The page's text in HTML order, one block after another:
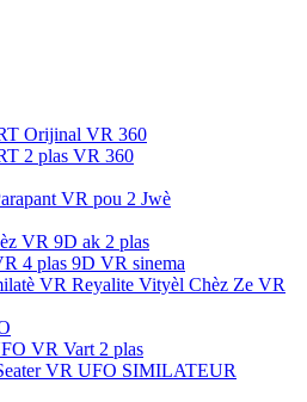
Orijinal VR 360
2 plas VR 360
VR pou 2 Jwè
VR 9D ak 2 plas
4 plas 9D VR sinema
VR Reyalite Vityèl Chèz Ze VR
VR Vart 2 plas
VR UFO SIMILATEUR